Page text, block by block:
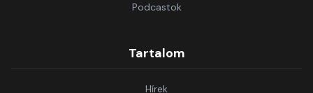
Podcastok
Tartalom
Hírek